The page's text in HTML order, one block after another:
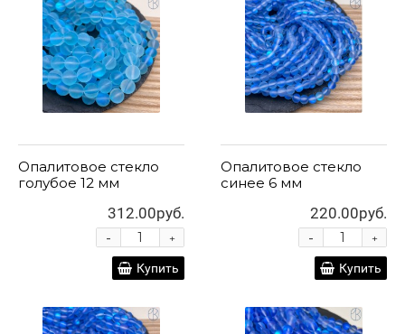
Опалитовое стекло
голубое 12 мм
312.00руб.
+
-
Купить
Опалитовое стекло
синее 6 мм
220.00руб.
+
-
Купить